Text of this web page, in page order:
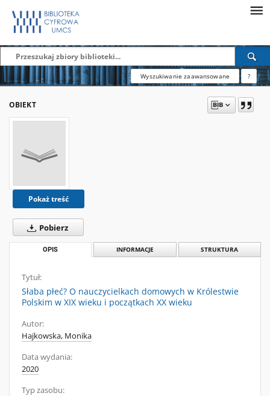
Wyszukiwanie zaawansowane ?
OBIEKT
Pokaż treść
Pobierz
OPIS INFORMACJE STRUKTURA
Tytuł:
Słaba płeć? O nauczycielkach domowych w Królestwie
Polskim w XIX wieku i początkach XX wieku
Autor:
Hajkowska, Monika
Data wydania:
2020
Typ zasobu: